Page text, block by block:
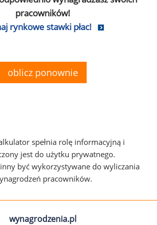
pracowników!
rynkowe stawki płac!
oblicz ponownie
spełnia rolę informacyjną i
jest do użytku prywatnego.
być wykorzystywane do wyliczania
pracowników.
wynagrodzenia.pl